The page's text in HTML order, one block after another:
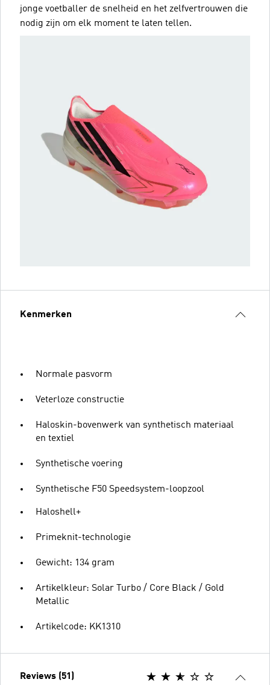
jonge voetballer de snelheid en het zelfvertrouwen die
nodig zijn om elk moment te laten tellen.
Kenmerken
Normale pasvorm
Veterloze constructie
Haloskin-bovenwerk van synthetisch materiaal
en textiel
Synthetische voering
Synthetische F50 Speedsystem-loopzool
Haloshell+
Primeknit-technologie
Gewicht: 134 gram
Artikelkleur: Solar Turbo / Core Black / Gold
Metallic
Artikelcode: KK1310
Reviews (51)